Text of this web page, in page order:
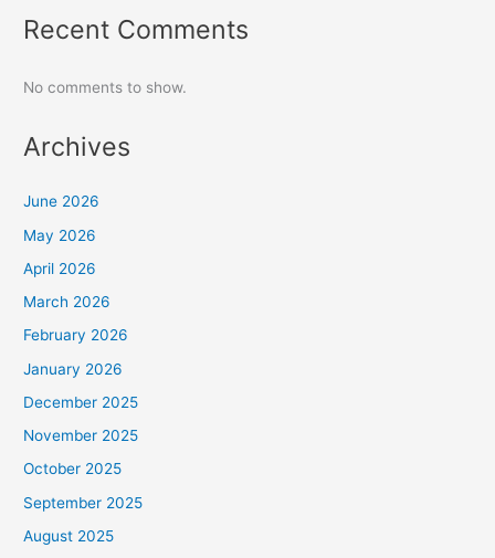
Recent Comments
No comments to show.
Archives
June 2026
May 2026
April 2026
March 2026
February 2026
January 2026
December 2025
November 2025
October 2025
September 2025
August 2025